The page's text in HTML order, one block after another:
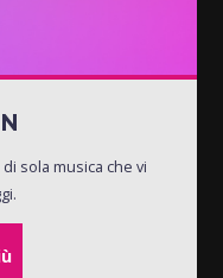
sola musica che vi